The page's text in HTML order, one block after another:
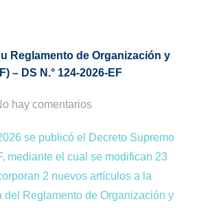
Reglamento de Organización y
– DS N.° 124-2026-EF
hay comentarios
se publicó el Decreto Supremo
mediante el cual se modifican 23
2 nuevos artículos a la
del Reglamento de Organización y